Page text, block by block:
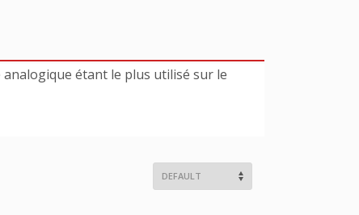
analogique étant le plus utilisé sur le